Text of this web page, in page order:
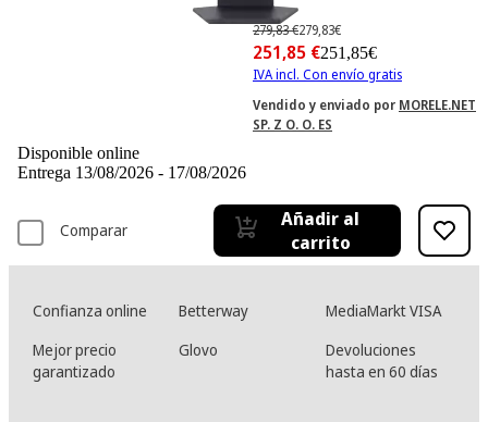
-9%
279,83 €279,83€
251,85 €251,85€
IVA incl. Con envío gratis
Vendido y enviado por MORELE.NET
SP. Z O. O. ES
Disponible online
Entrega 13/08/2026 - 17/08/2026
Comparar
Añadir al
carrito
Confianza online Betterway
MediaMarkt VISA
Mejor precio
garantizado
Glovo
Devoluciones
hasta en 60 días